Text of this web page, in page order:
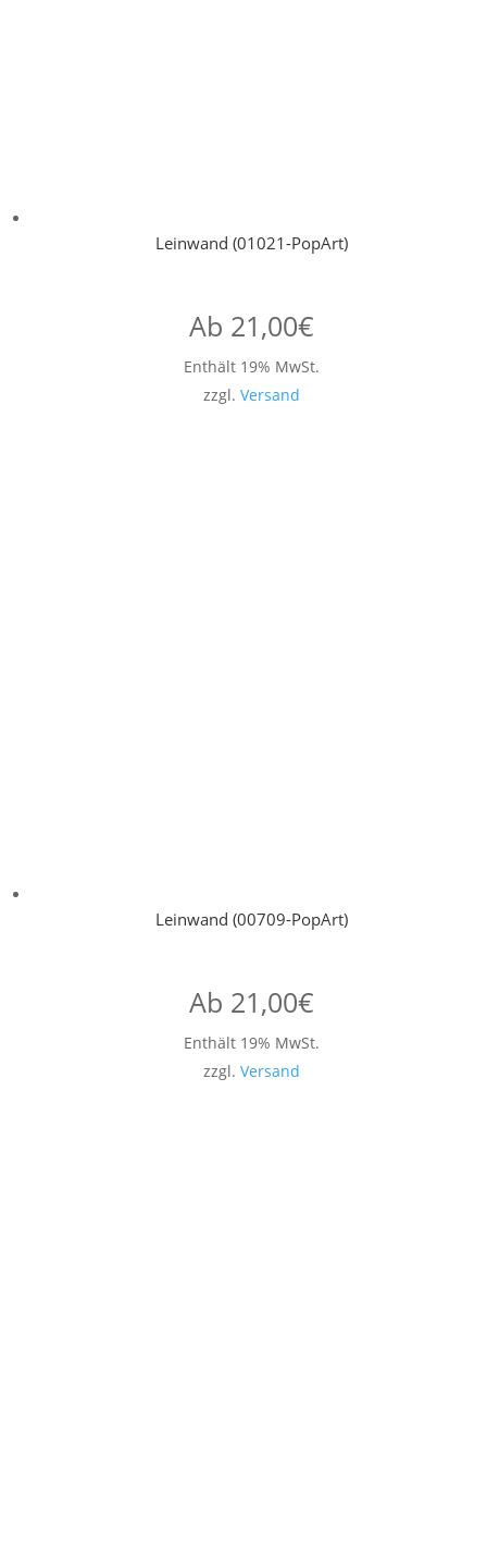
Leinwand (01021-PopArt)
Ab 21,00€
Enthält 19% MwSt.
zzgl. Versand
Leinwand (00709-PopArt)
Ab 21,00€
Enthält 19% MwSt.
zzgl. Versand